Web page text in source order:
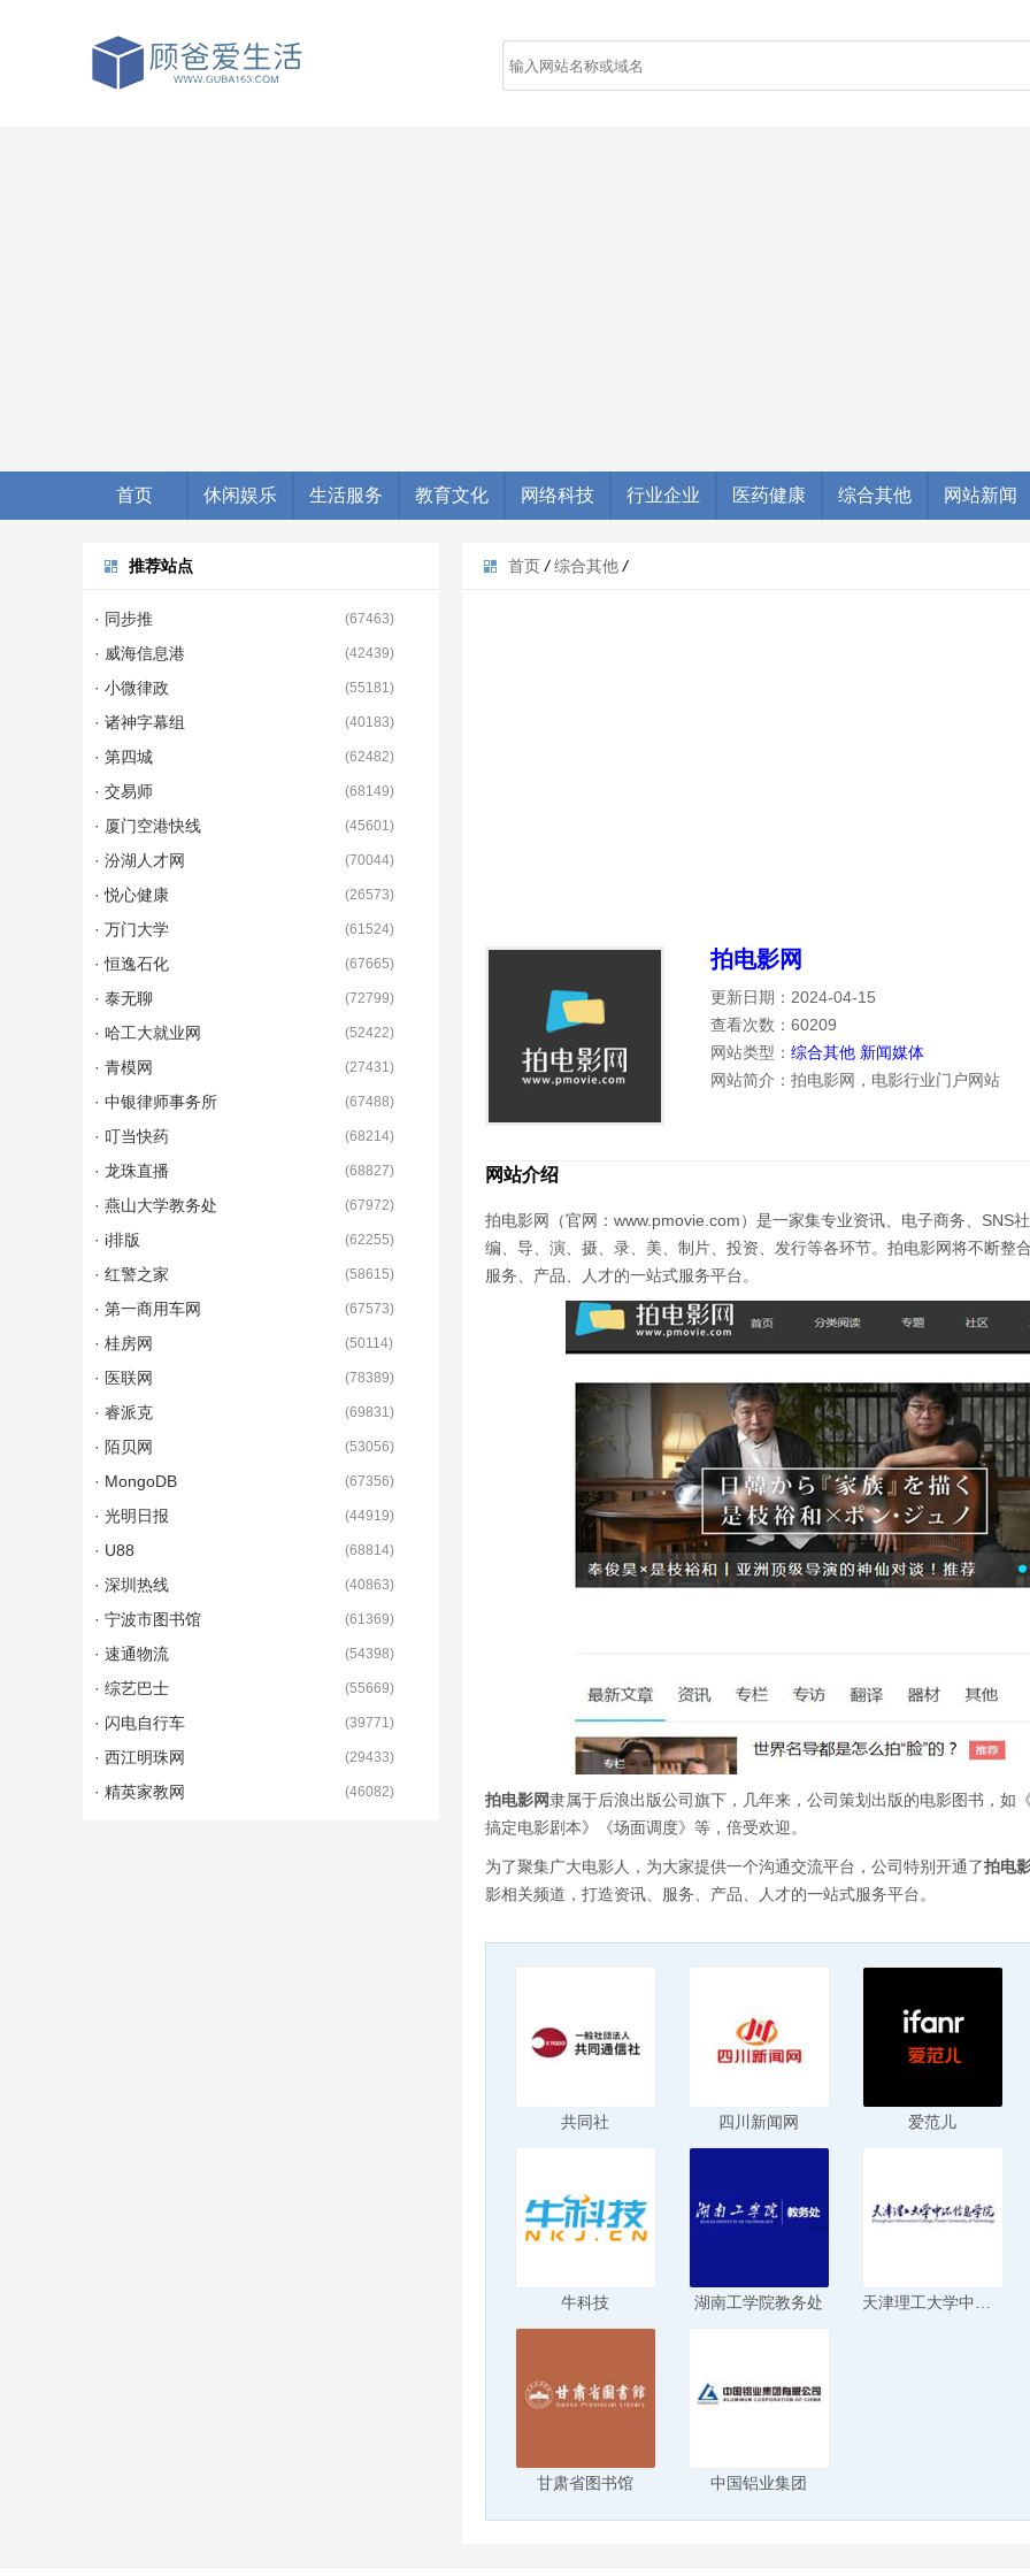
首页 休闲娱乐 生活服务 教育文化 网络科技 行业企业 医药健康 综合其他 网站新闻
首页 / 综合其他 /
拍电影网
更新日期：2024-04-15
查看次数：60209
网站类型： 综合其他 新闻媒体
网站简介：拍电影网，电影行业门户网站
网站介绍
拍电影网（官网：www.pmovie.com）是一家集专业资讯、电子商务、SNS
编、导、演、摄、录、美、制片、投资、发行等各环节。拍电影网将不断整
服务、产品、人才的一站式服务平台。
拍电影网隶属于后浪出版公司旗下，几年来，公司策划出版的电影图书，如
搞定电影剧本》《场面调度》等，倍受欢迎。
为了聚集广大电影人，为大家提供一个沟通交流平台，公司特别开通了拍电
影相关频道，打造资讯、服务、产品、人才的一站式服务平台。
共同社 四川新闻网 爱范儿
牛科技 湖南工学院教务处
甘肃省图书馆 中国铝业集团
推荐站点
· 同步推 (67463)
· 威海信息港 (42439)
· 小微律政 (55181)
· 诸神字幕组 (40183)
· 第四城 (62482)
· 交易师 (68149)
· 厦门空港快线 (45601)
· 汾湖人才网 (70044)
· 悦心健康 (26573)
· 万门大学 (61524)
· 恒逸石化 (67665)
· 泰无聊 (72799)
· 哈工大就业网 (52422)
· 青模网 (27431)
· 中银律师事务所 (67488)
· 叮当快药 (68214)
· 龙珠直播 (68827)
· 燕山大学教务处 (67972)
· i排版 (62255)
· 红警之家 (58615)
· 第一商用车网 (67573)
· 桂房网 (50114)
· 医联网 (78389)
· 睿派克 (69831)
· 陌贝网 (53056)
· MongoDB (67356)
· 光明日报 (44919)
· U88 (68814)
· 深圳热线 (40863)
· 宁波市图书馆 (61369)
· 速通物流 (54398)
· 综艺巴士 (55669)
· 闪电自行车 (39771)
· 西江明珠网 (29433)
· 精英家教网 (46082)